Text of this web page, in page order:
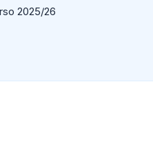
2025/26